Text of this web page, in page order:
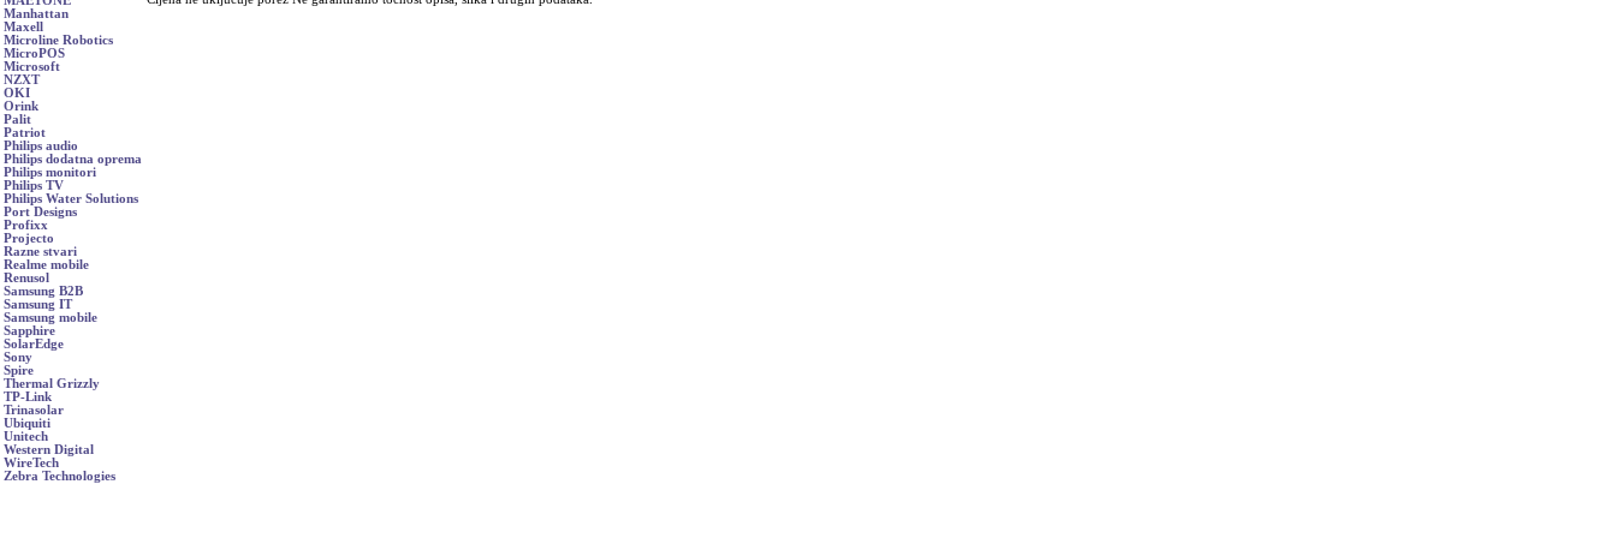
Manhattan
Maxell
Microline Robotics
MicroPOS
Microsoft
NZXT
OKI
Orink
Palit
Patriot
Philips audio
Philips dodatna oprema
Philips monitori
Philips TV
Philips Water Solutions
Port Designs
Profixx
Projecto
Razne stvari
Realme mobile
Renusol
Samsung B2B
Samsung IT
Samsung mobile
Sapphire
SolarEdge
Sony
Spire
Thermal Grizzly
TP-Link
Trinasolar
Ubiquiti
Unitech
Western Digital
WireTech
Zebra Technologies